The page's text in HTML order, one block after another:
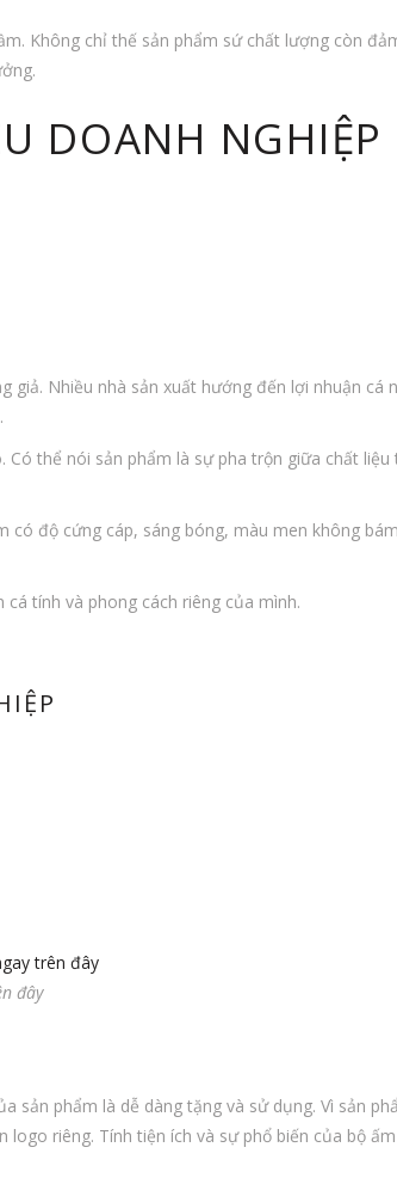
Không chỉ thế sản phẩm sứ chất lượng còn
DOANH NGHIỆP
giả. Nhiều nhà sản xuất hướng đến lợi nhuận cá
thể nói sản phẩm là sự pha trộn giữa chất liệu
có độ cứng cáp, sáng bóng, màu men không
tính và phong cách riêng của mình.
đây
sản phẩm là dễ dàng tặng và sử dụng. Vì sản
riêng. Tính tiện ích và sự phổ biến của bộ